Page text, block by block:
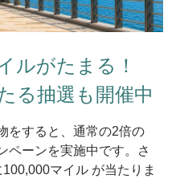
ルがたまる！
る抽選も開催中
をすると、通常の2倍の
ペーンを実施中です。さ
マイル が当たりま